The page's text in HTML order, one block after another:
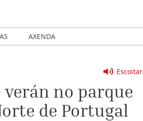
AXENDA
Escoitar
no parque
de Portugal